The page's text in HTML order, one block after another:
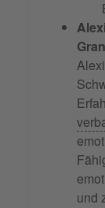
und